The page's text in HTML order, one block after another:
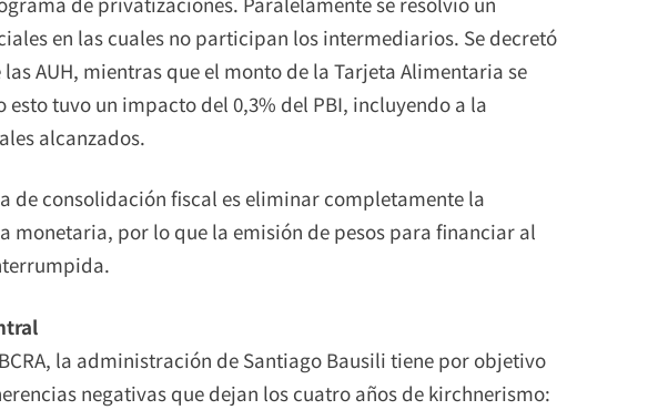
en las cuales no participan los intermediarios. Se decretó
AUH, mientras que el monto de la Tarjeta Alimentaria se
esto tuvo un impacto del 0,3% del PBI, incluyendo a la
alcanzados.
de consolidación fiscal es eliminar completamente la
monetaria, por lo que la emisión de pesos para financiar al
la administración de Santiago Bausili tiene por objetivo
negativas que dejan los cuatro años de kirchnerismo: